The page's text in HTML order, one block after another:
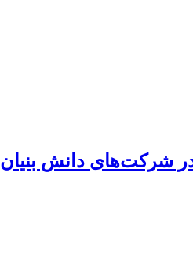
شرکت‌های دانش بنیان